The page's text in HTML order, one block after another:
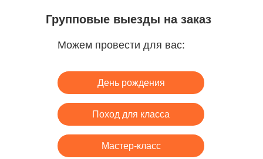
Групповые выезды на заказ
День рождения
Поход для класса
Мастер-класс
Можем провести для вас: